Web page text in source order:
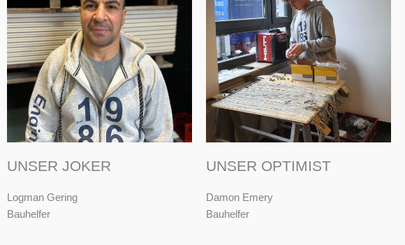
UNSER JOKER
Logman Gering
Bauhelfer
UNSER OPTIMIST
Damon Emery
Bauhelfer